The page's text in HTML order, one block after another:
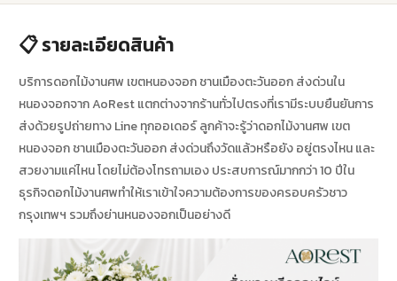
📋 รายละเอียดสินค้า
บริการดอกไม้งานศพ เขตหนองจอก ชานเมืองตะวันออก ส่งด่วนใน
หนองจอกจาก AoRest แตกต่างจากร้านทั่วไปตรงที่เรามีระบบยืนยันการ
ส่งด้วยรูปถ่ายทาง Line ทุกออเดอร์ ลูกค้าจะรู้ว่าดอกไม้งานศพ เขต
หนองจอก ชานเมืองตะวันออก ส่งด่วนถึงวัดแล้วหรือยัง อยู่ตรงไหน และ
สวยงามแค่ไหน โดยไม่ต้องโทรถามเอง ประสบการณ์มากกว่า 10 ปีใน
ธุรกิจดอกไม้งานศพทำให้เราเข้าใจความต้องการของครอบครัวชาว
กรุงเทพฯ รวมถึงย่านหนองจอกเป็นอย่างดี